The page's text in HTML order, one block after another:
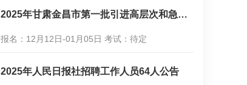
10-22
2026年中国银行全球校园招聘统一考试考生预约考点操作说明 10-20
2026年兴业银行兰州分行秋季
2025年甘肃金昌市第一批引进高层次和急需紧缺人才47人公告
报名：12月12日-01月05日 考试：待定
2025年人民日报社招聘工作人员64人公告